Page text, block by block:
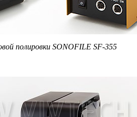
полировки SONOFILE SF-355